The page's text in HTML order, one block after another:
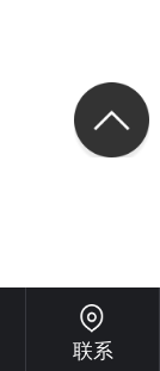
联系